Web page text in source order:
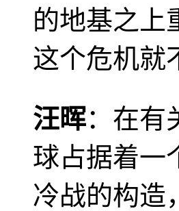
的地基之上
这个危机就
汪晖：在有
球占据着一
冷战的构造